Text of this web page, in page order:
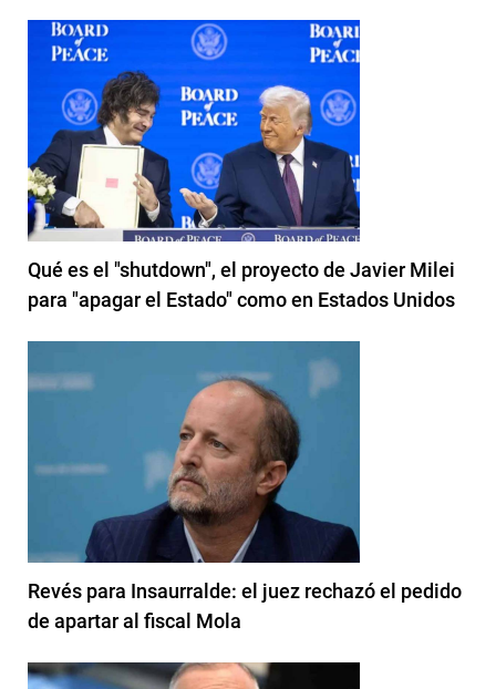
Qué es el "shutdown", el proyecto de Javier Milei
para "apagar el Estado" como en Estados Unidos
Revés para Insaurralde: el juez rechazó el pedido
de apartar al fiscal Mola